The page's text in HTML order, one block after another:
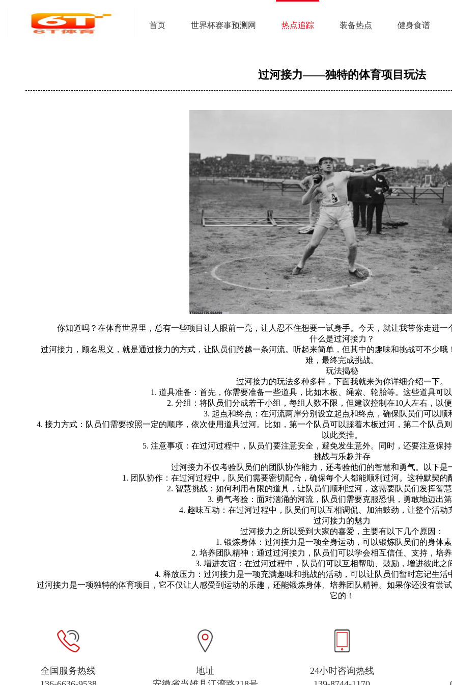
首页 世界杯赛事预测网 热点追踪 装备热点 健身食谱
过河接力——独特的体育项目玩法
你知道吗？在体育世界里，总有一些项目让人眼前一亮，让人忍不住想要一试身手。今天，就让我带你走进
什么是过河接力？
过河接力，顾名思义，就是通过接力的方式，让队员们跨越一条河流。听起来简单，但其中的趣味和挑战可不少
难，最终完成挑战。
玩法揭秘
过河接力的玩法多种多样，下面我就来为你详细介绍一下。
1. 道具准备：首先，你需要准备一些道具，比如木板、绳索、轮胎等。这些道具可
2. 分组：将队员们分成若干小组，每组人数不限，但建议控制在10人左右，以便
3. 起点和终点：在河流两岸分别设立起点和终点，确保队员们可以顺
4. 接力方式：队员们需要按照一定的顺序，依次使用道具过河。比如，第一个队员可以踩着木板过河，第二个队员
以此类推。
5. 注意事项：在过河过程中，队员们要注意安全，避免发生意外。同时，还要注意保
挑战与乐趣并存
过河接力不仅考验队员们的团队协作能力，还考验他们的智慧和勇气。以下是
1. 团队协作：在过河过程中，队员们需要密切配合，确保每个人都能顺利过河。这种默契的
2. 智慧挑战：如何利用有限的道具，让队员们顺利过河，这需要队员们发挥智慧
3. 勇气考验：面对汹涌的河流，队员们需要克服恐惧，勇敢地迈出第
4. 趣味互动：在过河过程中，队员们可以互相调侃、加油鼓劲，让整个活动
过河接力的魅力
过河接力之所以受到大家的喜爱，主要有以下几个原因：
1. 锻炼身体：过河接力是一项全身运动，可以锻炼队员们的身体素
2. 培养团队精神：通过过河接力，队员们可以学会相互信任、支持，培养
3. 增进友谊：在过河过程中，队员们可以互相帮助、鼓励，增进彼此之
4. 释放压力：过河接力是一项充满趣味和挑战的活动，可以让队员们暂时忘记生活
过河接力是一项独特的体育项目，它不仅让人感受到运动的乐趣，还能锻炼身体、培养团队精神。如果你还没有尝
它的！
全国服务热线
地址
24小时咨询热线